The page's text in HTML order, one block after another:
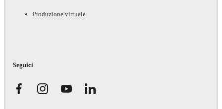
Produzione virtuale
Seguici